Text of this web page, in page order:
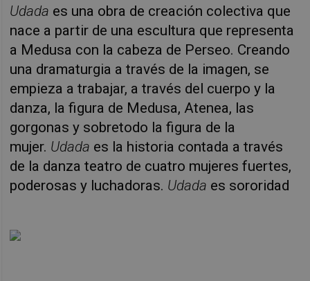
Udada es una obra de creación colectiva que
nace a partir de una escultura que representa
a Medusa con la cabeza de Perseo. Creando
una dramaturgia a través de la imagen, se
empieza a trabajar, a través del cuerpo y la
danza, la figura de Medusa, Atenea, las
gorgonas y sobretodo la figura de la
mujer. Udada es la historia contada a través
de la danza teatro de cuatro mujeres fuertes,
poderosas y luchadoras. Udada es sororidad